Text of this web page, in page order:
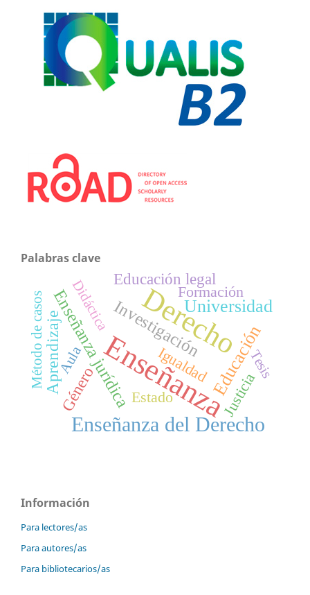
Palabras clave
Enseñanza
Derecho
Enseñanza del Derecho
Educación
Universidad
Enseñanza jurídicaInvestigación
Aprendizaje
Educación legal
Género
Formación
Estado Justicia
Igualdad
Método de casos Tesis
Didáctica
Aula
Información
Para lectores/as
Para autores/as
Para bibliotecarios/as